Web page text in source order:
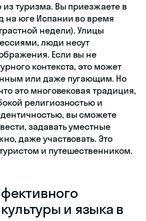
туризма. Вы приезжаете в
на юге Испании во время
недели). Улицы
люди несут
Если вы не
контекста, это может
или даже пугающим. Но
это многовековая традиция,
религиозностью и
вы сможете
задавать уместные
даже участвовать. Это
и путешественником.
и языка в